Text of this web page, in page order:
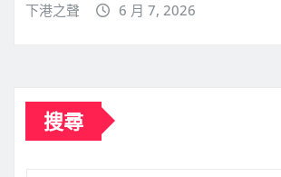
下港之聲 6 月 7, 2026
搜尋